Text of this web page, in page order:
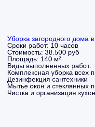
Уборка загородного дома
Сроки работ: 10 часов
Стоимость: 38.500 руб
Площадь: 140 м²
Виды выполненных работ:
Комплексная уборка всех
Дезинфекция сантехники
Мытье окон и стеклянных
Чистка и организация